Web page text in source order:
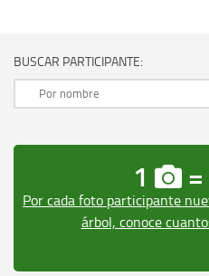
BUSCAR PARTICIPANTE:
1
Por cada foto participante
árbol, conoce